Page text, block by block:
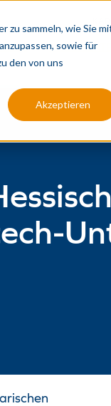
zu sammeln, wie Sie
sowie für
den von uns
Akzeptieren